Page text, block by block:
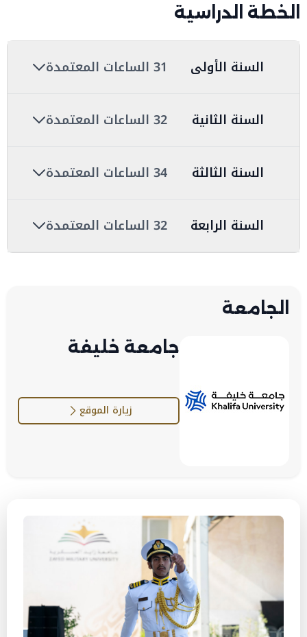
الخطة الدراسية
السنة الأولى 31 الساعات المعتمدة
السنة الثانية 32 الساعات المعتمدة
السنة الثالثة 34 الساعات المعتمدة
السنة الرابعة 32 الساعات المعتمدة
الجامعة
جامعة خليفة
زيارة الموقع